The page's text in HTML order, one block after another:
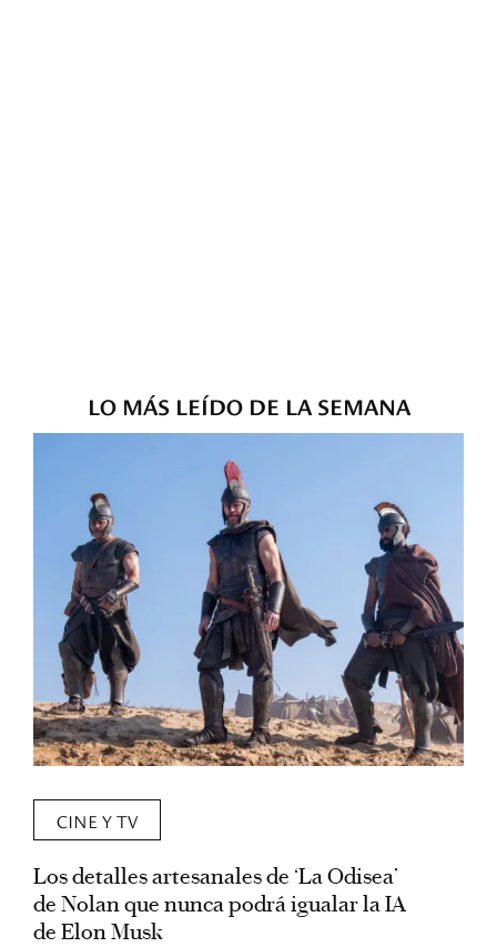
LO MÁS LEÍDO DE LA SEMANA
CINE Y TV
Los detalles artesanales de ‘La Odisea’
de Nolan que nunca podrá igualar la IA
de Elon Musk